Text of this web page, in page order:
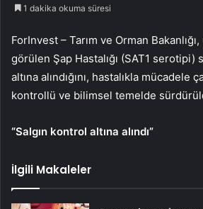
1 dakika okuma süresi
ForInvest – Tarım ve Orman
görülen Şap Hastalığı (SAT1 serotipi)
altına alındığını, hastalıkla mücadele
kontrollü ve bilimsel temelde
“Salgın kontrol altına alındı”
İlgili Makaleler